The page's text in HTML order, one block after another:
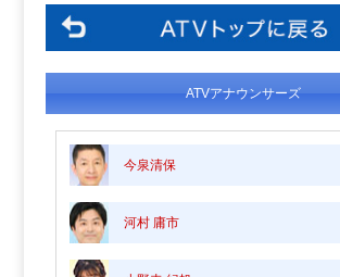
ATVアナウンサーズ
今泉清保
河村 庸市